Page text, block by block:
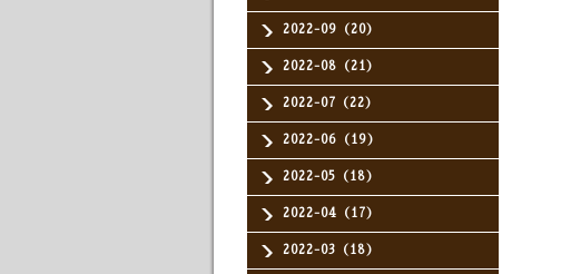
2022-09（20）
2022-08（21）
2022-07（22）
2022-06（19）
2022-05（18）
2022-04（17）
2022-03（18）